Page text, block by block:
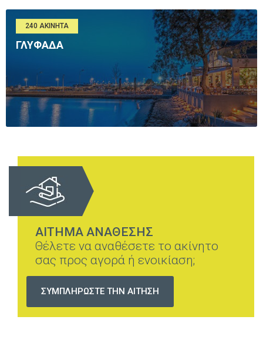
240 ΑΚΊΝΗΤΑ
ΓΛΥΦΑΔΑ
ΑΙΤΗΜΑ ΑΝΑΘΕΣΗΣ
Θέλετε να αναθέσετε το ακίνητο
σας προς αγορά ή ενοικίαση;
ΣΥΜΠΛΗΡΩΣΤΕ ΤΗΝ ΑΙΤΗΣΗ